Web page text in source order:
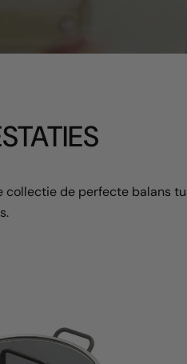
collectie de perfecte balans